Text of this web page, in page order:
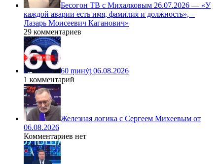
Бесогон ТВ с Михалковым 26.07.2026 — «У
каждой аварии есть имя, фамилия и должность», –
Лазарь Моисеевич Каганович»
29 комментариев
60 ṃинẏƫ 06.08.2026
1 комментарий
Железная логика с Сергеем Михеевым от
06.08.2026
Комментариев нет